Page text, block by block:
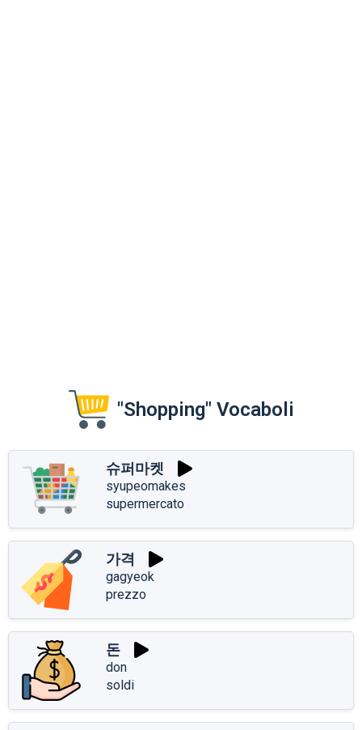
"Shopping" Vocaboli
슈퍼마켓
syupeomakes
supermercato
가격
gagyeok
prezzo
돈
don
soldi